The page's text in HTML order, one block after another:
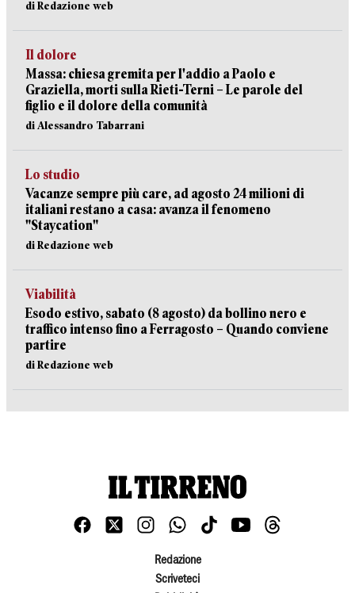
di Redazione web
Il dolore
Massa: chiesa gremita per l'addio a Paolo e
Graziella, morti sulla Rieti-Terni – Le parole del
figlio e il dolore della comunità
di Alessandro Tabarrani
Lo studio
Vacanze sempre più care, ad agosto 24 milioni di
italiani restano a casa: avanza il fenomeno
"Staycation"
di Redazione web
Viabilità
Esodo estivo, sabato (8 agosto) da bollino nero e
traffico intenso fino a Ferragosto – Quando conviene
partire
di Redazione web
Redazione
Scriveteci